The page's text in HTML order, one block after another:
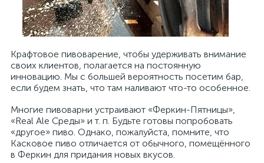
Крафтовое пивоварение, чтобы удерживать внимание
своих клиентов, полагается на постоянную
инновацию. Мы с большей вероятность посетим бар,
если будем знать, что там наливают что-то особенное.
Многие пивоварни устраивают «Феркин-Пятницы»,
«Real Ale Среды» и т. п. Будьте готовы попробовать
«другое» пиво. Однако, пожалуйста, помните, что
Касковое пиво отличается от обычного, помещённого
в Феркин для придания новых вкусов.